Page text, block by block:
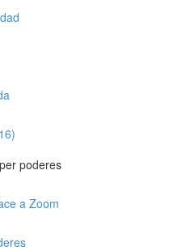
poderes
a Zoom